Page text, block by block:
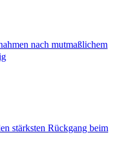
nach mutmaßlichem
stärksten Rückgang beim